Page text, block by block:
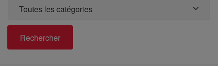
Toutes les catégories
Rechercher